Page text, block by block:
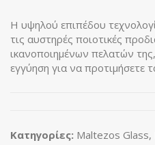
Η υψηλού επιπέδου
τις αυστηρές ποιοτικές
ικανοποιημένων πελατών
εγγύηση για να προτιμήσετε
Κατηγορίες: Maltezos Glass,